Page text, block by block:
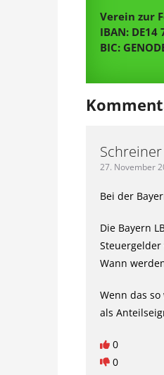
Verein zur
IBAN: DE14
BIC:
Schreiner
27. November
Bei der
Die Bayern
Wann
Wenn das
als
0
0